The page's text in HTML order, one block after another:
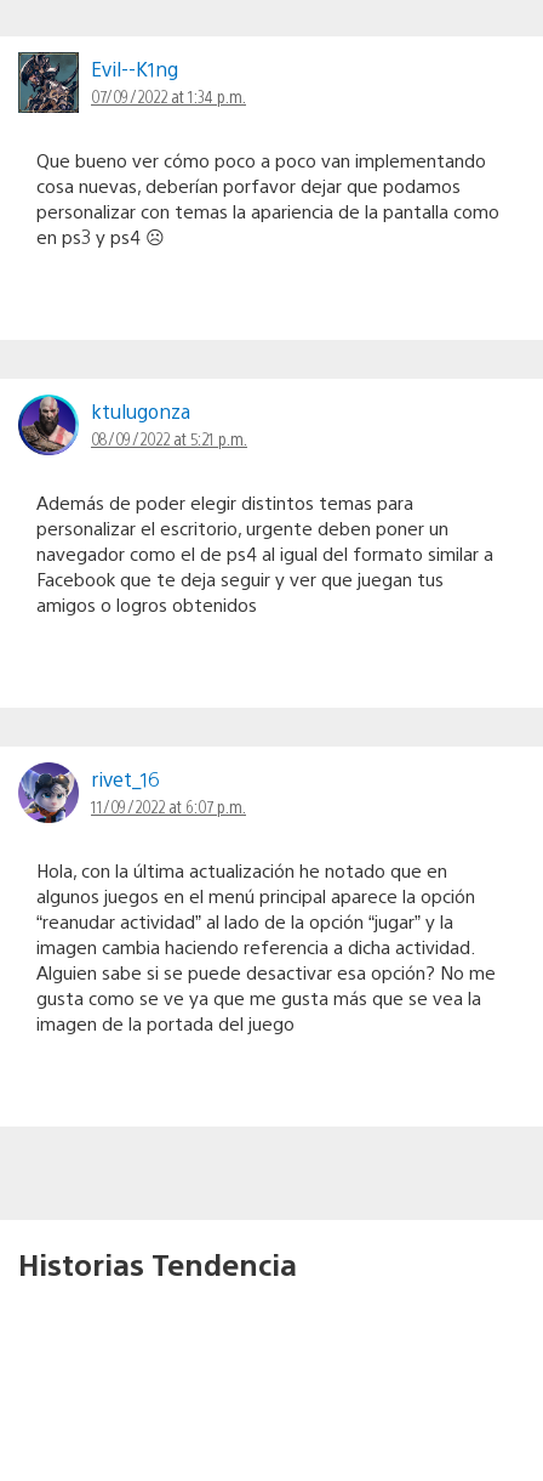
Evil--K1ng
07/09/2022 at 1:34 p.m.
Que bueno ver cómo poco a poco van implementando
cosa nuevas, deberían porfavor dejar que podamos
personalizar con temas la apariencia de la pantalla como
en ps3 y ps4 ☹️
ktulugonza
08/09/2022 at 5:21 p.m.
Además de poder elegir distintos temas para
personalizar el escritorio, urgente deben poner un
navegador como el de ps4 al igual del formato similar a
Facebook que te deja seguir y ver que juegan tus
amigos o logros obtenidos
rivet_16
11/09/2022 at 6:07 p.m.
Hola, con la última actualización he notado que en
algunos juegos en el menú principal aparece la opción
“reanudar actividad” al lado de la opción “jugar” y la
imagen cambia haciendo referencia a dicha actividad.
Alguien sabe si se puede desactivar esa opción? No me
gusta como se ve ya que me gusta más que se vea la
imagen de la portada del juego
Historias Tendencia